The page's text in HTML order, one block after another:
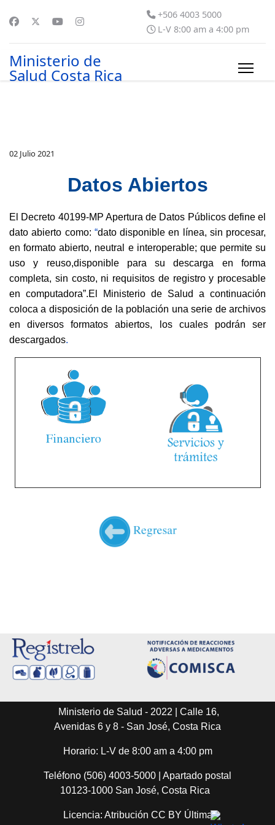
+506 4003 5000
L-V 8:00 am a 4:00 pm
Ministerio de
Salud Costa Rica
02 Julio 2021
Datos Abiertos
El Decreto 40199-MP Apertura de Datos Públicos define el
dato abierto como: “dato disponible en línea, sin procesar,
en formato abierto, neutral e interoperable; que permite su
uso y reuso,disponible para su descarga en forma
completa, sin costo, ni requisitos de registro y procesable
en computadora”.El Ministerio de Salud a continuación
coloca a disposición de la población una serie de archivos
en diversos formatos abiertos, los cuales podrán ser
descargados.
Ministerio de Salud - 2022 | Calle 16,
Avenidas 6 y 8 - San José, Costa Rica
Horario: L-V de 8:00 am a 4:00 pm
Teléfono (506) 4003-5000 | Apartado postal
10123-1000 San José, Costa Rica
Licencia: Atribución CC BY Última